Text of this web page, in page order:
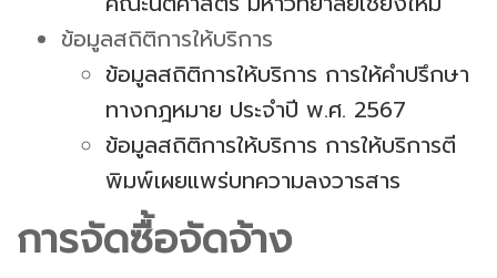
ข้อมูลสถิติการให้บริการ
ข้อมูลสถิติการให้บริการ การให้คำปรึกษา
ทางกฎหมาย ประจำปี พ.ศ. 2567
ข้อมูลสถิติการให้บริการ การให้บริการตี
พิมพ์เผยแพร่บทความลงวารสาร
การจัดซื้อจัดจ้าง